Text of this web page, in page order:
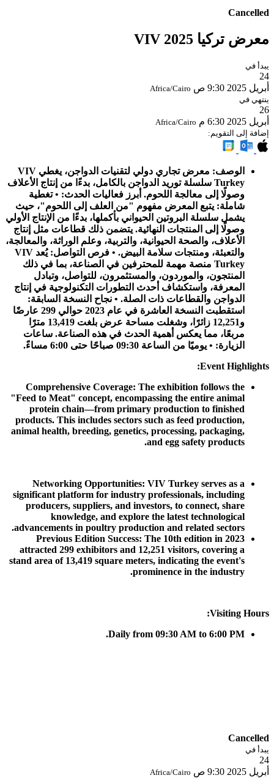
Cancelled
معرض تركيا VIV 2025
يبدأ في
24
أبريل 2025
9:30 ص
Africa/Cairo
ينتهي في
26
أبريل 2025
6:30 م
Africa/Cairo
إضافة إلى التقويم:
الوصف: معرض تجاري دولي لتقنيات الدواجن، يغطي VIV
Turkey سلسلة توريد الدواجن بالكامل، بدءًا من إنتاج الأعلاف
وصولًا إلى معالجة اللحوم. أبرز فعاليات الحدث: • تغطية
شاملة: يتبع المعرض مفهوم "من العلف إلى اللحوم"، حيث
يشمل سلسلة البروتين الحيواني بأكملها، بدءًا من الإنتاج الأولي
وصولًا إلى المنتجات النهائية. يتضمن ذلك قطاعات مثل إنتاج
الأعلاف، والصحة الحيوانية، والتربية، وعلم الوراثة، والمعالجة،
والتعبئة، ومنتجات سلامة البيض. • فرص التواصل: يُعد VIV
Turkey منصة مهمة للمحترفين في الصناعة، بما في ذلك
المنتجون، والموردون، والمستثمرون، للتواصل، وتبادل
المعرفة، واستكشاف أحدث التطورات التكنولوجية في إنتاج
الدواجن والقطاعات ذات الصلة. • نجاح النسخة السابقة:
استقطبت النسخة العاشرة في عام 2023 حوالي 299 عارضًا
و12,251 زائرًا، وشغلت مساحة عرض بلغت 13,419 مترًا
مربعًا، مما يعكس أهمية الحدث في هذه الصناعة. ساعات
الزيارة: • يوميًا من الساعة 09:30 صباحًا حتى 6:00 مساءً.
Event Highlights:
Comprehensive Coverage: The exhibition follows the
"Feed to Meat" concept, encompassing the entire animal
protein chain—from primary production to finished
products. This includes sectors such as feed production,
animal health, breeding, genetics, processing, packaging,
and egg safety products.
Networking Opportunities: VIV Turkey serves as a
significant platform for industry professionals, including
producers, suppliers, and investors, to connect, share
knowledge, and explore the latest technological
advancements in poultry production and related sectors.
Previous Edition Success: The 10th edition in 2023
attracted 299 exhibitors and 12,251 visitors, covering a
stand area of 13,419 square meters, indicating the event's
prominence in the industry.
Visiting Hours:
Daily from 09:30 AM to 6:00 PM.
Cancelled
يبدأ في
24
أبريل 2025
9:30 ص
Africa/Cairo